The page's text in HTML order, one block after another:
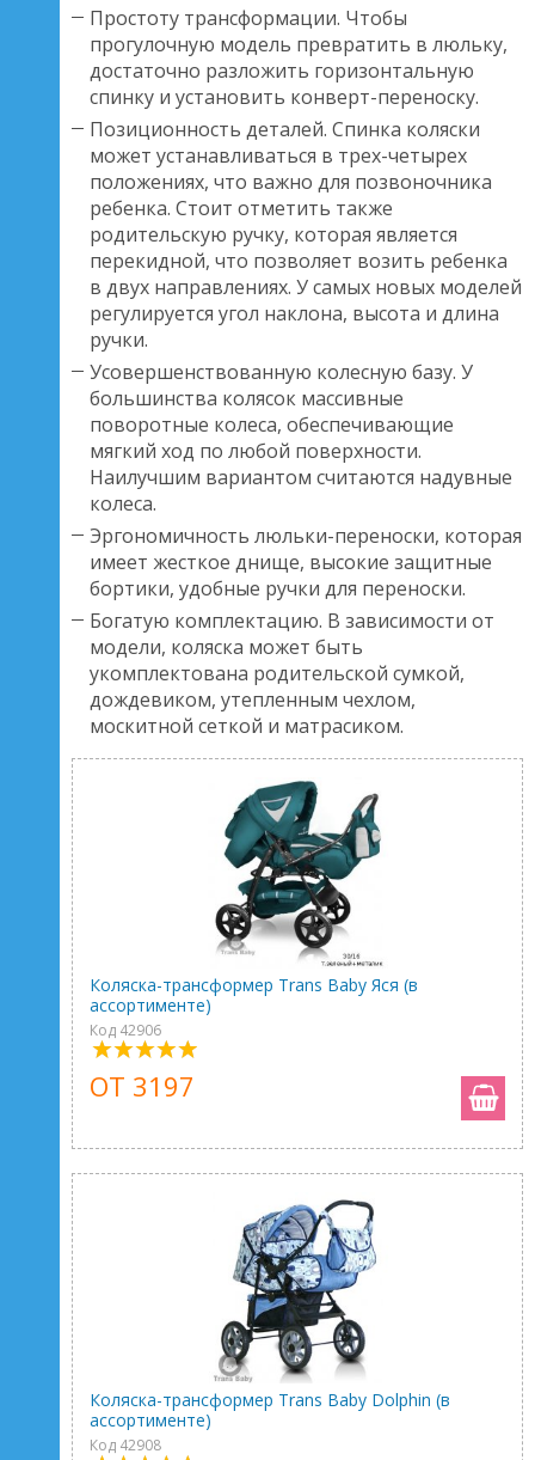
Простоту трансформации. Чтобы
прогулочную модель превратить в люльку,
достаточно разложить горизонтальную
спинку и установить конверт-переноску.
Позиционность деталей. Спинка коляски
может устанавливаться в трех-четырех
положениях, что важно для позвоночника
ребенка. Стоит отметить также
родительскую ручку, которая является
перекидной, что позволяет возить ребенка
в двух направлениях. У самых новых моделей
регулируется угол наклона, высота и длина
ручки.
Усовершенствованную колесную базу. У
большинства колясок массивные
поворотные колеса, обеспечивающие
мягкий ход по любой поверхности.
Наилучшим вариантом считаются надувные
колеса.
Эргономичность люльки-переноски, которая
имеет жесткое днище, высокие защитные
бортики, удобные ручки для переноски.
Богатую комплектацию. В зависимости от
модели, коляска может быть
укомплектована родительской сумкой,
дождевиком, утепленным чехлом,
москитной сеткой и матрасиком.
Коляска-трансформер Trans Baby Яся (в
ассортименте)
Код 42906
ОТ 3197
Коляска-трансформер Trans Baby Dolphin (в
ассортименте)
Код 42908